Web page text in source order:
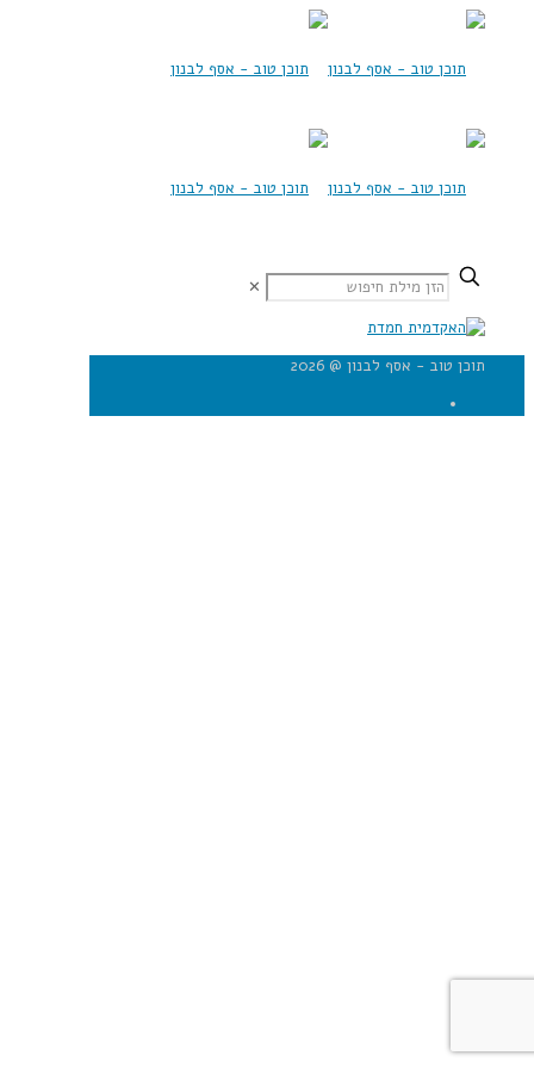
✕
תוכן טוב - אסף לבנון @ 2026